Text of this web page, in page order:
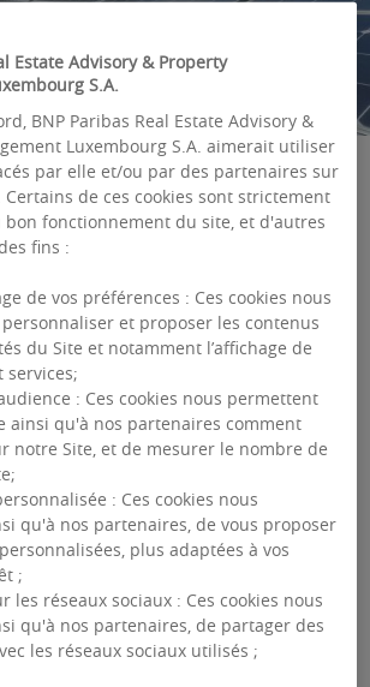
édition, « The
», BNP Paribas REIM
perspectives pour le marché
en s’appuyant sur ses
ses analyses et
ses équipes locales. BNP
définit ici ses convictions et
d’investissement pour
au-delà.
Estate Advisory & Property
S.A.
BNP Paribas Real Estate Advisory &
Luxembourg S.A. aimerait utiliser
par elle et/ou par des partenaires sur
de ces cookies sont strictement
bon fonctionnement du site, et d'autres
fins :
de vos préférences : Ces cookies nous
et proposer les contenus
du Site et notamment l’affichage de
services;
: Ces cookies nous permettent
ainsi qu'à nos partenaires comment
notre Site, et de mesurer le nombre de
: Ces cookies nous
qu'à nos partenaires, de vous proposer
plus adaptées à vos
;
les réseaux sociaux : Ces cookies nous
qu'à nos partenaires, de partager des
les réseaux sociaux utilisés ;